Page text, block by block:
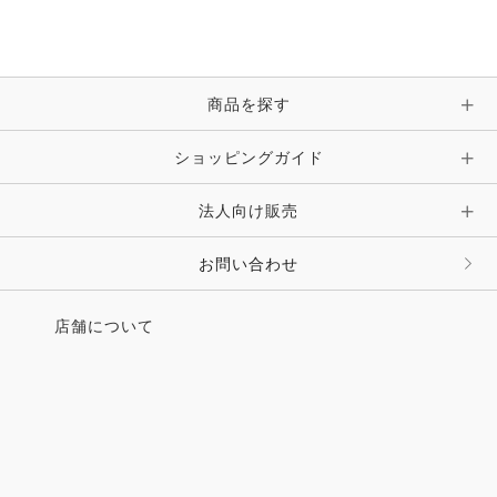
時計・財布・キーケース・革小物
キーホルダー・チャーム・ストラップ
その他 ファッション雑貨
ピン・ブローチ・コサージュ
その他 アクセサリー
商品を探す
ショッピングガイド
法人向け販売
お問い合わせ
店舗について